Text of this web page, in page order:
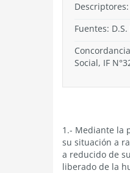
Fuentes:
Social, IF
1.- Mediante la
su situación a
a reducido de
liberado de la